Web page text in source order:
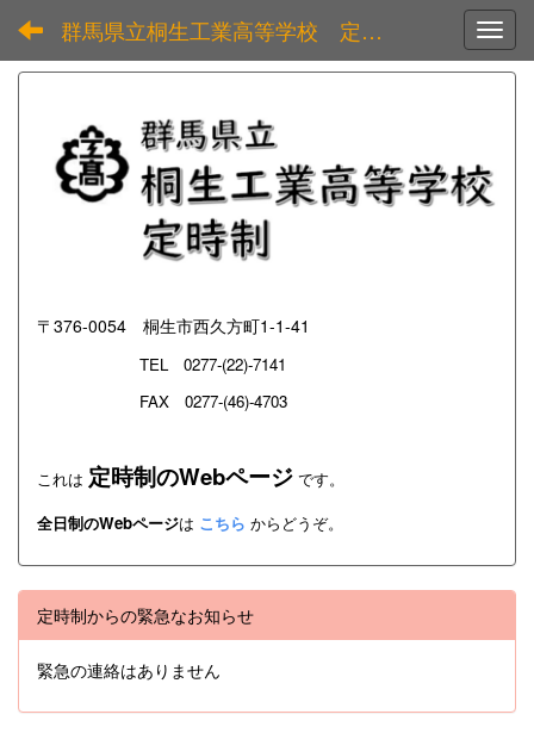
群馬県立桐生工業高等学校 定時制
〒376-0054 桐生市西久方町1-1-41
TEL 0277-(22)-7141
FAX 0277-(46)-4703
これは 定時制のWebページ です。
全日制のWebページは こちら からどうぞ。
定時制からの緊急なお知らせ
緊急の連絡はありません